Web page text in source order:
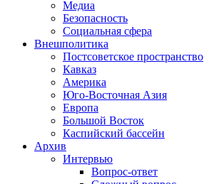
Медиа
Безопасность
Социальная сфера
Внешполитика
Постсоветское пространство
Кавказ
Америка
Юго-Восточная Азия
Европа
Большой Восток
Каспийский бассейн
Архив
Интервью
Вопрос-ответ